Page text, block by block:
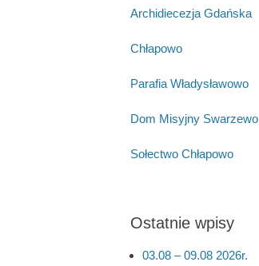
Archidiecezja Gdańska
Chłapowo
Parafia Władysławowo
Dom Misyjny Swarzewo
Sołectwo Chłapowo
Ostatnie wpisy
03.08 – 09.08 2026r.